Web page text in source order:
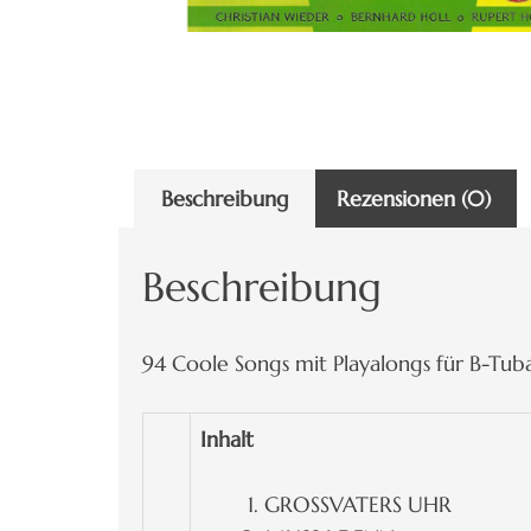
Beschreibung Rezensionen (0)
Beschreibung
94 Coole Songs mit Playalongs für B-
Inhalt
GROSSVATERS UHR